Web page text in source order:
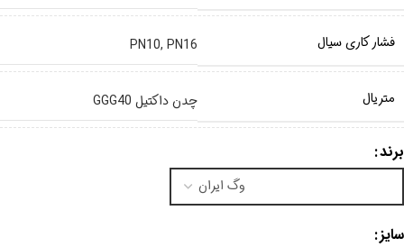
فشار کاری سیال PN10, PN16
متریال چدن داکتیل GGG40
برند
سایز